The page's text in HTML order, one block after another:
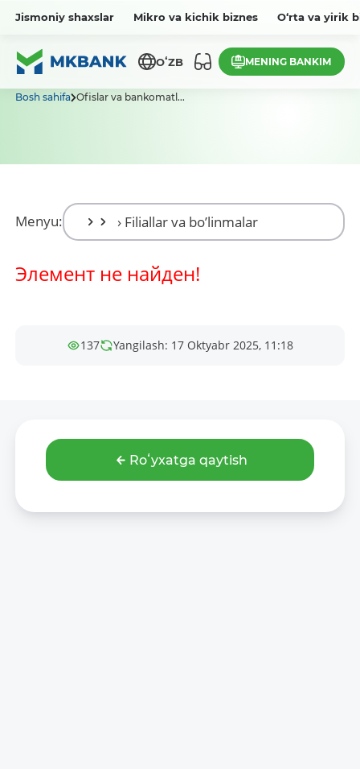
Jismoniy shaxslar Mikro va kichik biznes O‘rta va yirik
OʻZB MENING BANKIM
Bosh sahifa Ofislar va bankomatl...
Menyu:
Элемент не найден!
137 Yangilash: 17 Oktyabr 2025, 11:18
Roʻyxatga qaytish